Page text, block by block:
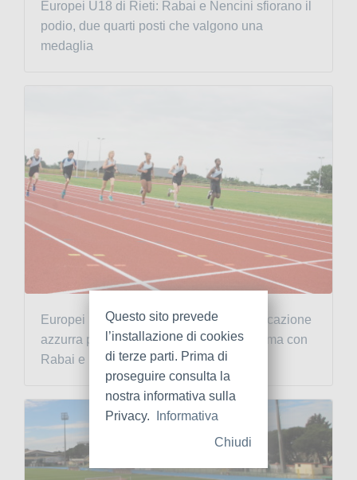
Europei U18 di Rieti: Rabai e Nencini sfiorano il
podio, due quarti posti che valgono una
medaglia
Europei Under 18 di Rieti: doppia convocazione
azzurra per l'Atletica Grosseto Banca Tema con
Rabai e Nencini
Questo sito prevede
l’installazione di cookies
di terze parti. Prima di
proseguire consulta la
nostra informativa sulla
Privacy.
Informativa
Chiudi